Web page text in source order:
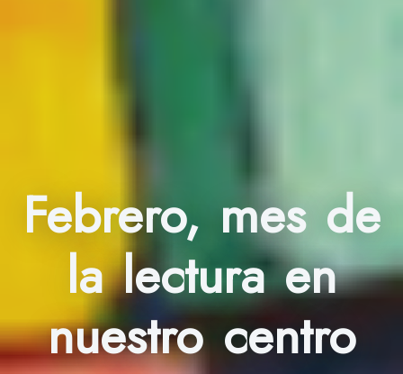
Febrero, mes de
la lectura en
nuestro centro